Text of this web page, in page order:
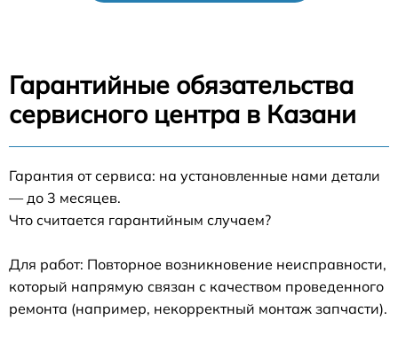
Гарантийные обязательства
сервисного центра в Казани
Гарантия от сервиса: на установленные нами детали
— до 3 месяцев.
Что считается гарантийным случаем?
Для работ: Повторное возникновение неисправности,
который напрямую связан с качеством проведенного
ремонта (например, некорректный монтаж запчасти).